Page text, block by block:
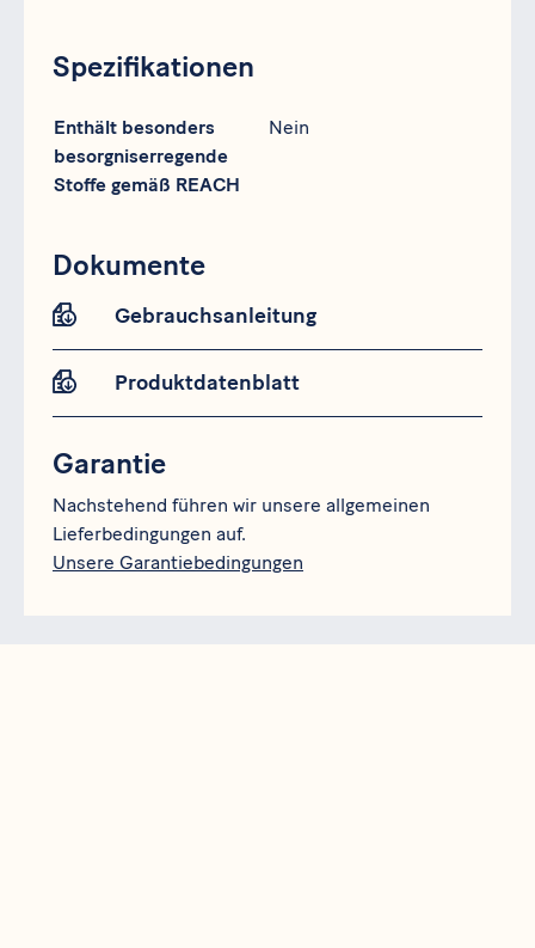
Spezifikationen
Spezifikation Daten
Enthält besonders
besorgniserregende
Stoffe gemäß REACH
Nein
Dokumente
Gebrauchsanleitung
Produktdatenblatt
Garantie
Nachstehend führen wir unsere allgemeinen
Lieferbedingungen auf.
Unsere Garantiebedingungen